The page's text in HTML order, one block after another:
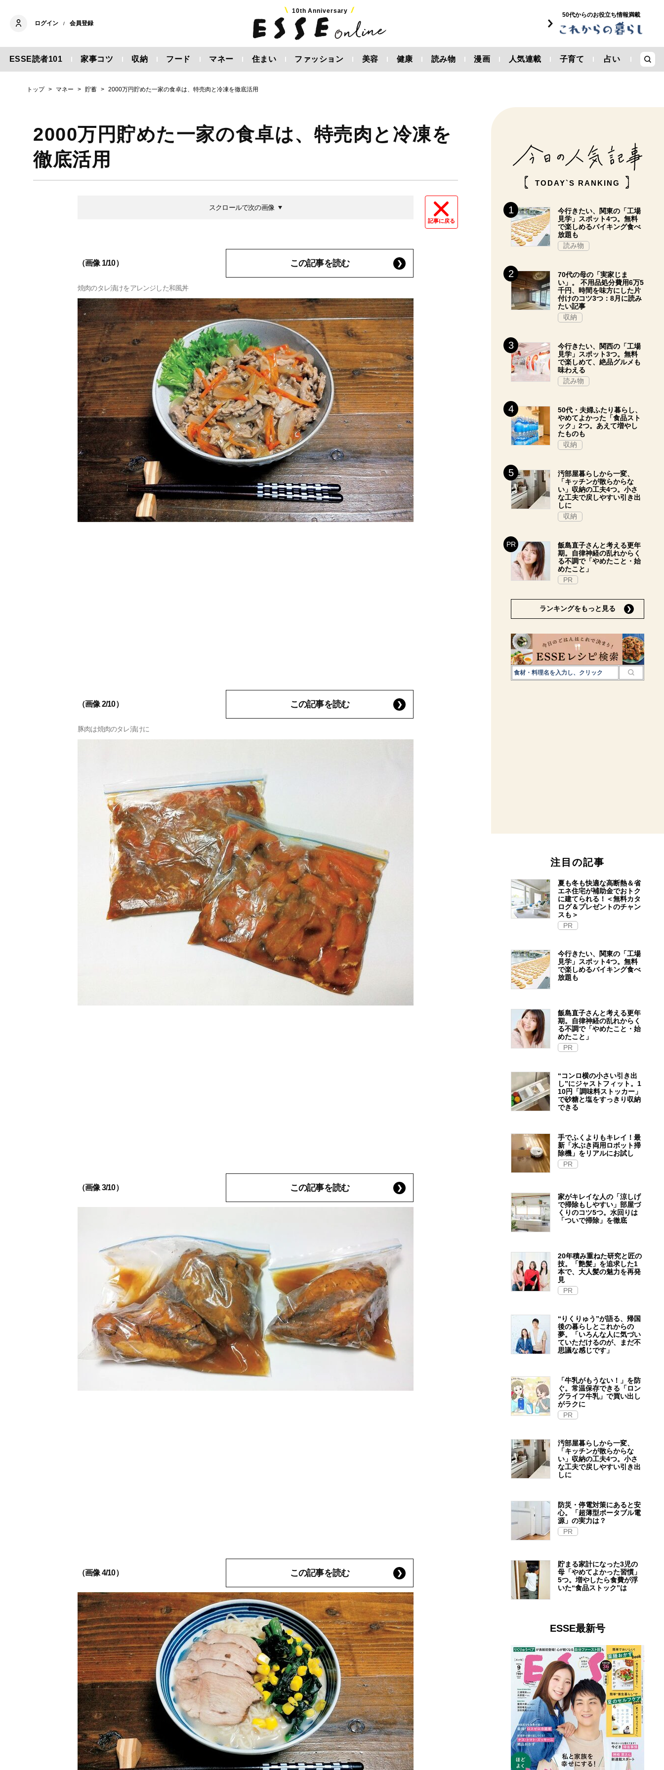
ログイン / 会員登録
10th Anniversary
50代からのお役立ち情報満載
ESSE読者101 家事コツ 収納 フード マネー 住まい ファッション 美容 健康 読み物 漫画 人気連載 子育て 占い
トップ マネー 貯蓄 2000万円貯めた一家の食卓は、特売肉と冷凍を徹底活用
2000万円貯めた一家の食卓は、特売肉と冷凍を
徹底活用
記事に戻る
スクロールで次の画像
（画像 1/10） この記事を読む
焼肉のタレ漬けをアレンジした和風丼
（画像 2/10） この記事を読む
豚肉は焼肉のタレ漬けに
（画像 3/10） この記事を読む
（画像 4/10） この記事を読む
TODAY`S RANKING
今行きたい、関東の「工場
見学」スポット4つ。無料
で楽しめるバイキング食べ
放題も
読み物
70代の母の「実家じま
い」。 不用品処分費用6万5
千円、時間を味方にした片
付けのコツ3つ：8月に読み
たい記事
収納
今行きたい、関西の「工場
見学」スポット3つ。無料
で楽しめて、絶品グルメも
味わえる
読み物
50代・夫婦ふたり暮らし、
やめてよかった「食品スト
ック」2つ。あえて増やし
たものも
収納
汚部屋暮らしから一変、
「キッチンが散らからな
い」収納の工夫4つ。小さ
な工夫で戻しやすい引き出
しに
収納
飯島直子さんと考える更年
期。自律神経の乱れからく
る不調で「やめたこと・始
めたこと」
PR
ランキングをもっと見る
注目の記事
夏も冬も快適な高断熱＆省
エネ住宅が補助金でおトク
に建てられる！＜無料カタ
ログ＆プレゼントのチャン
スも＞
PR
今行きたい、関東の「工場
見学」スポット4つ。無料
で楽しめるバイキング食べ
放題も
飯島直子さんと考える更年
期。自律神経の乱れからく
る不調で「やめたこと・始
めたこと」
PR
“コンロ横の小さい引き出
し”にジャストフィット。1
10円「調味料ストッカー」
で砂糖と塩をすっきり収納
できる
手でふくよりもキレイ！最
新「水ぶき両用ロボット掃
除機」をリアルにお試し
PR
家がキレイな人の「涼しげ
で掃除もしやすい」部屋づ
くりのコツ5つ。水回りは
「ついで掃除」を徹底
20年積み重ねた研究と匠の
技。「艶髪」を追求した1
本で、大人髪の魅力を再発
見
PR
“りくりゅう”が語る、帰国
後の暮らしとこれからの
夢。「いろんな人に気づい
ていただけるのが、まだ不
思議な感じです」
「牛乳がもうない！」を防
ぐ。常温保存できる「ロン
グライフ牛乳」で買い出し
がラクに
PR
汚部屋暮らしから一変、
「キッチンが散らからな
い」収納の工夫4つ。小さ
な工夫で戻しやすい引き出
しに
防災・停電対策にあると安
心。「超薄型ポータブル電
源」の実力は？​
PR
貯まる家計になった3児の
母「やめてよかった習慣」
5つ。増やしたら食費が浮
いた“食品ストック”は
ESSE最新号